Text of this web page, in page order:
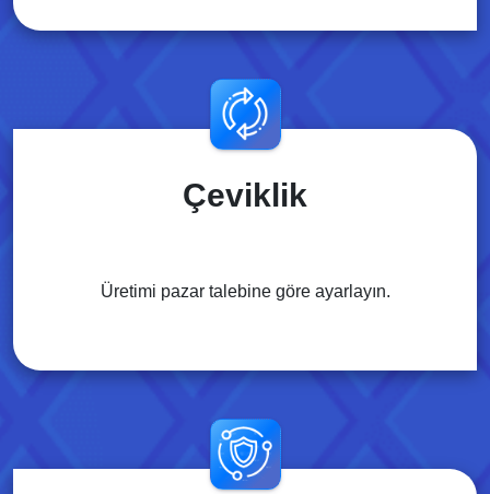
Çeviklik
Üretimi pazar talebine göre ayarlayın.